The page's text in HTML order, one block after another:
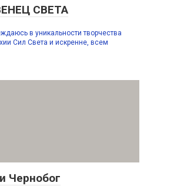
СВЕТА
в уникальности творчества
Сил Света и искренне, всем
Чернобог